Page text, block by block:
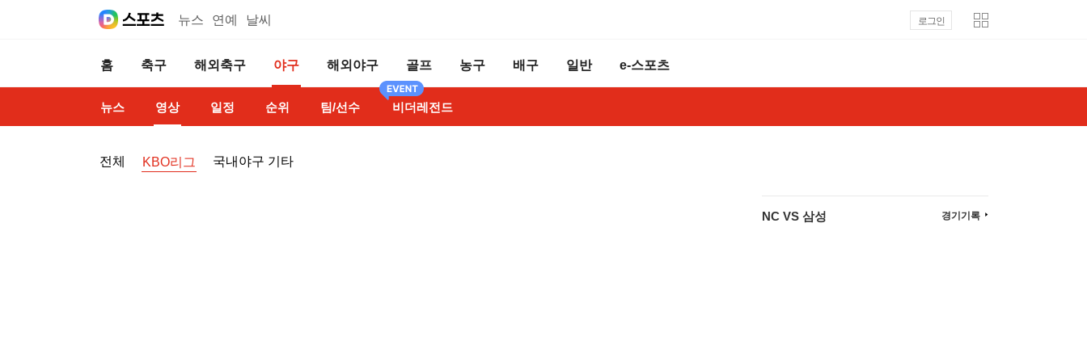
뉴스 연예 날씨 로그인
홈 축구 해외축구 야구 해외야구 골프 농구 배구 일반 e-스포츠
뉴스 영상 일정 순위 팀/선수 비더레전드
전체 KBO리그 국내야구 기타
NC VS 삼성 경기기록